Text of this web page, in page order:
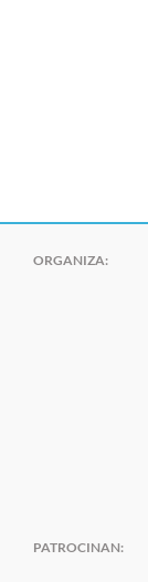
ORGANIZA:
PATROCINAN: